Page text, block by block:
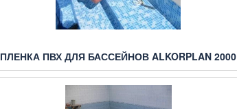
ПЛЕНКА ПВХ ДЛЯ БАССЕЙНОВ ALKORPLAN 2000